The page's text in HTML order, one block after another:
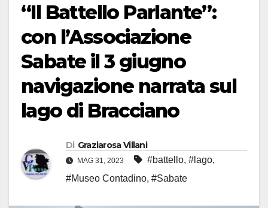
“Il Battello Parlante”:
con l’Associazione
Sabate il 3 giugno
navigazione narrata sul
lago di Bracciano
Di Graziarosa Villani
MAG 31, 2023 #battello, #lago,
#Museo Contadino, #Sabate